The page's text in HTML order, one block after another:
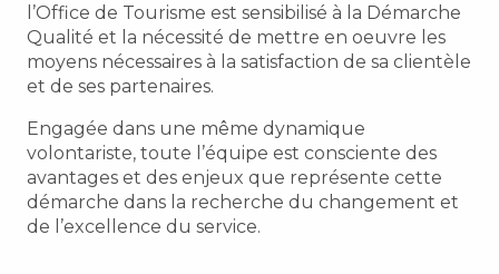
l’Office de Tourisme est sensibilisé à la Démarche
Qualité et la nécessité de mettre en oeuvre les
moyens nécessaires à la satisfaction de sa clientèle
et de ses partenaires.
Engagée dans une même dynamique
volontariste, toute l’équipe est consciente des
avantages et des enjeux que représente cette
démarche dans la recherche du changement et
de l’excellence du service.